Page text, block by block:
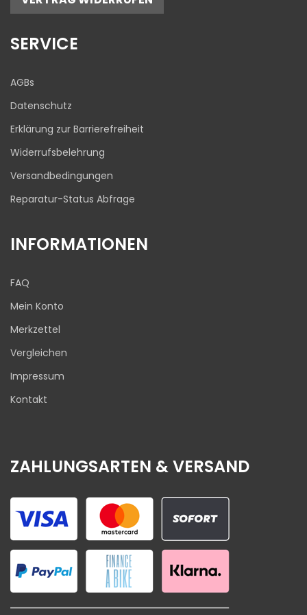
Bewertungen von
1
anderen Quelle
SERVICE
AGBs
Datenschutz
Erklärung zur Barrierefreiheit
Widerrufsbelehrung
Versandbedingungen
Reparatur-Status Abfrage
INFORMATIONEN
FAQ
Mein Konto
Merkzettel
Vergleichen
Impressum
Kontakt
ZAHLUNGSARTEN & VERSAND